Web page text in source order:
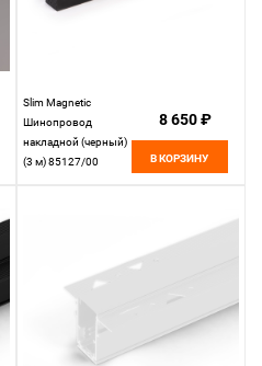
Slim Magnetic
Шинопровод
накладной (черный)
(3 м) 85127/00
8 650 ₽
В КОРЗИНУ